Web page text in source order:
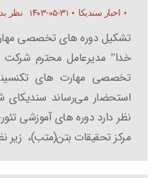
اخبار سندیکا ۱۴۰۳-۰۵-۳۱ نظر
تشکیل دوره های تخصصی
خدا” مدیرعامل محترم
تخصصی مهارت های
استحضار می‌رساند سندیکای
نظر دارد دوره های آموزشی
مرکز تحقیقات بتن(متب)، زیر